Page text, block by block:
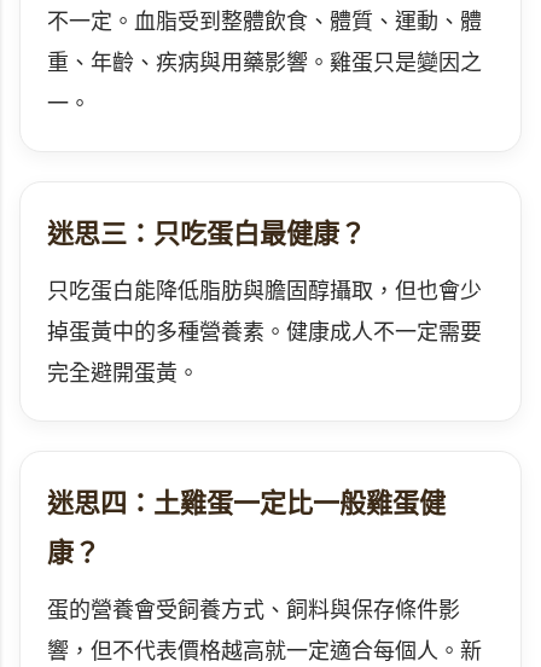
不一定。血脂受到整體飲食、體質、運動、體
重、年齡、疾病與用藥影響。雞蛋只是變因之
一。
迷思三：只吃蛋白最健康？
只吃蛋白能降低脂肪與膽固醇攝取，但也會少
掉蛋黃中的多種營養素。健康成人不一定需要
完全避開蛋黃。
迷思四：土雞蛋一定比一般雞蛋健
康？
蛋的營養會受飼養方式、飼料與保存條件影
響，但不代表價格越高就一定適合每個人。新